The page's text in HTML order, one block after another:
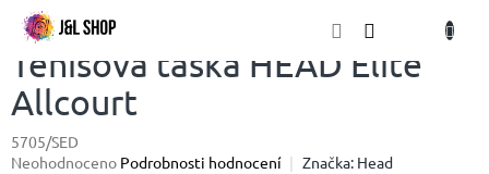
Přejít
obsahTenisová taška HEAD Elite
Allcourt
5705/SED
Průměrné
Neohodnoceno Podrobnosti hodnocení Značka: Head